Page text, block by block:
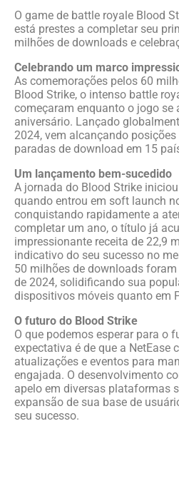
O game de battle royale Blood
está prestes a completar seu
milhões de downloads e
Celebrando um marco
As comemorações pelos 60
Blood Strike, o intenso battle
começaram enquanto o jogo se
aniversário. Lançado
2024, vem alcançando
paradas de download em 15
Um lançamento bem-sucedido
A jornada do Blood Strike
quando entrou em soft launch
conquistando rapidamente a
completar um ano, o título já
impressionante receita de 22,9
indicativo do seu sucesso no
50 milhões de downloads
de 2024, solidificando sua
dispositivos móveis quanto em
O futuro do Blood Strike
O que podemos esperar para o
expectativa é de que a NetEase
atualizações e eventos para
engajada. O desenvolvimento
apelo em diversas plataformas
expansão de sua base de
seu sucesso.